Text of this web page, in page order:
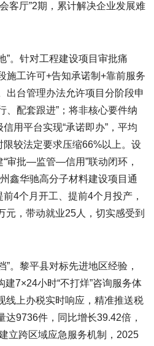
客厅”2期，累计解决企业发展难
。针对工程建设项目审批痛
施工许可+告知承诺制+靠前服务
出台管理办法允许项目分阶段申
、配套跟进”；将非核心要件纳
用平台实现“承诺即办”，平均
较法定要求压缩66%以上。设
审批—监管—信用”联动闭环，
鑫华驰高分子材料建设项目通
4个月开工、提前4个月投产，
元，带动就业25人，切实感受到
黎平县对标先进地区经验，
建7×24小时“不打烊”咨询服务体
线上办税实时响应，精准推送税
9736件，同比增长39.42倍，
立跨区域应急服务机制，2025